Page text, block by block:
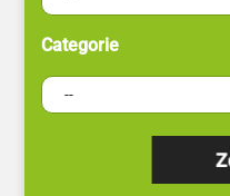
Categorie